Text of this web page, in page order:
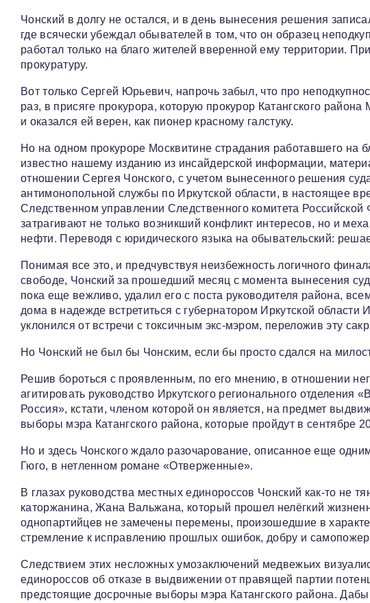
Чонский в долгу не остался, и в день вынесения решения
где всячески убеждал обывателей в том, что он образец
работал только на благо жителей вверенной ему территории.
прокуратуру.
Вот только Сергей Юрьевич, напрочь забыл, что про
раз, в присяге прокурора, которую прокурор Катангского
и оказался ей верен, как пионер красному галстуку.
Но на одном прокуроре Москвитине страдания работавшего на
известно нашему изданию из инсайдерской информации,
отношении Сергея Чонского, с учетом вынесенного решения
антимонопольной службы по Иркутской области, в настоящее
Следственном управлении Следственного комитета
затрагивают не только возникший конфликт интересов, но и
нефти. Переводя с юридического языка на обывательский:
Понимая все это, и предчувствуя неизбежность логичного
свободе, Чонский за прошедший месяц с момента вынесения
пока еще вежливо, удалил его с поста руководителя района,
дома в надежде встретиться с губернатором Иркутской
уклонился от встречи с токсичным экс-мэром, переложив эту
Но Чонский не был бы Чонским, если бы просто сдался на
Решив бороться с проявленным, по его мнению, в отношении
агитировать руководство Иркутского регионального отделения
Россия», кстати, членом которой он является, на предмет
выборы мэра Катангского района, которые пройдут в сентябре
Но и здесь Чонского ждало разочарование, описанное еще
Гюго, в нетленном романе «Отверженные».
В глазах руководства местных единороссов Чонский как-то не
каторжанина, Жана Вальжана, который прошел нелёгкий
однопартийцев не замечены перемены, произошедшие в
стремление к исправлению прошлых ошибок, добру и
Следствием этих несложных умозаключений медвежьих
единороссов об отказе в выдвижении от правящей партии
предстоящие досрочные выборы мэра Катангского района.